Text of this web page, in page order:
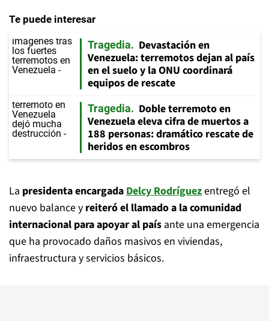
Te puede interesar
Tragedia
Devastación en
Venezuela: terremotos dejan al país
en el suelo y la ONU coordinará
equipos de rescate
Tragedia
Doble terremoto en
Venezuela eleva cifra de muertos a
188 personas: dramático rescate de
heridos en escombros
La presidenta encargadaDelcy Rodríguezentregó el
nuevo balance y reiteró el llamado a la comunidad
internacional para apoyar al país ante una emergencia
que ha provocado daños masivos en viviendas,
infraestructura y servicios básicos.